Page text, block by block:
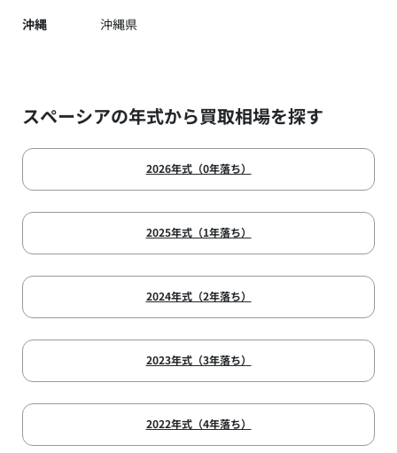
沖縄 沖縄県
スペーシアの年式から買取相場を探す
2026年式（0年落ち）
2025年式（1年落ち）
2024年式（2年落ち）
2023年式（3年落ち）
2022年式（4年落ち）